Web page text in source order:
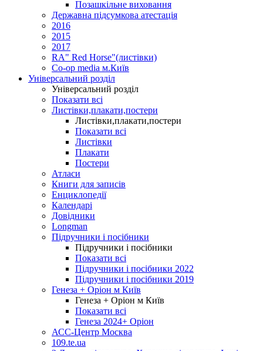
Позашкільне виховання
Державна підсумкова атестація
2016
2015
2017
RA" Red Horse"(листівки)
Co-op media м.Київ
Універсальний розділ
Універсальний розділ
Показати всі
Листівки,плакати,постери
Листівки,плакати,постери
Показати всі
Листівки
Плакати
Постери
Атласи
Книги для записів
Енциклопедії
Календарі
Довідники
Longman
Підручники і посібники
Підручники і посібники
Показати всі
Підручники і посібники 2022
Підручники і посібники 2019
Генеза + Оріон м Київ
Генеза + Оріон м Київ
Показати всі
Генеза 2024+ Оріон
АСС-Центр Москва
109.te.ua